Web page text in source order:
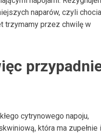
naparów, czyli
trzymamy przez chwilę w
cytrynowego napoju,
która ma zupełnie